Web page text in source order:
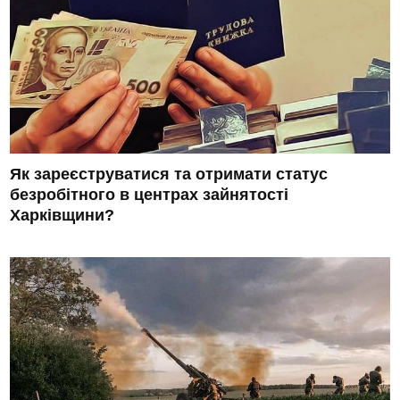
Як зареєструватися та отримати статус
безробітного в центрах зайнятості
Харківщини?